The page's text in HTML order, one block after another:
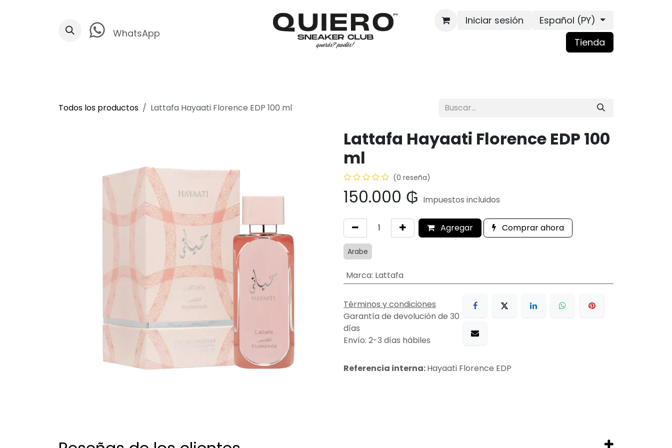
WhatsApp
Iniciar sesión
Español (PY)
Tienda
Todos los productos Lattafa Hayaati Florence EDP 100 ml
Lattafa Hayaati Florence EDP 100
ml
(0 reseña)
150.000 ₲ Impuestos incluidos
Agregar Comprar ahora
Arabe
Marca: Lattafa
Términos y condiciones
Garantía de devolución de 30
días
Envío: 2-3 días hábiles
Referencia interna:Hayaati Florence EDP